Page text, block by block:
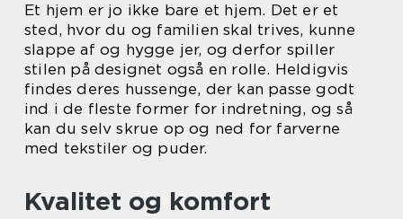
Et hjem er jo ikke bare et hjem. Det er et
sted, hvor du og familien skal trives, kunne
slappe af og hygge jer, og derfor spiller
stilen på designet også en rolle. Heldigvis
findes deres hussenge, der kan passe godt
ind i de fleste former for indretning, og så
kan du selv skrue op og ned for farverne
med tekstiler og puder.
Kvalitet og komfort